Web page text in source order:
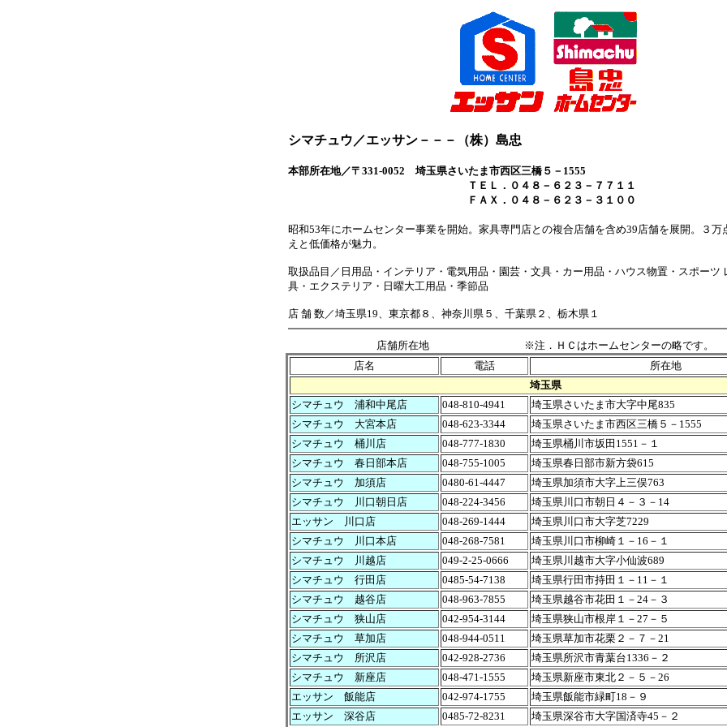
シマチュウ／エッサン－－－（株）島忠
本部所在地／〒331-0052 埼玉県さいたま市西区三橋５－1555
ＴＥＬ．０４８－６２３－７７１１
ＦＡＸ．０４８－６２３－３１００
昭和53年にホームセンター事業を開始。家具専門店との複合店舗を含め39店舗を展開。３万
えと低価格が魅力。
取扱品目／日用品・インテリア・電気用品・園芸・文具・カー用品・ハウス物置・スポーツ
具・エクステリア・日曜大工用品・季節品
店 舗 数／埼玉県19、東京都８、神奈川県５、千葉県２、栃木県１
店舗所在地 ※注．ＨＣはホームセンターの略です。
店名
電話
所在地
埼玉県
シマチュウ 浦和中尾店
048-810-4941
埼玉県さいたま市大字中尾835
シマチュウ 大宮本店
048-623-3344
埼玉県さいたま市西区三橋５－1555
シマチュウ 桶川店
048-777-1830
埼玉県桶川市坂田1551－１
シマチュウ 春日部本店
048-755-1005
埼玉県春日部市新方袋615
シマチュウ 加須店
0480-61-4447
埼玉県加須市大字上三俣763
シマチュウ 川口朝日店
048-224-3456
埼玉県川口市朝日４－３－14
エッサン 川口店
048-269-1444
埼玉県川口市大字芝7229
シマチュウ 川口本店
048-268-7581
埼玉県川口市柳崎１－16－１
シマチュウ 川越店
049-2-25-0666
埼玉県川越市大字小仙波689
シマチュウ 行田店
0485-54-7138
埼玉県行田市持田１－11－１
シマチュウ 越谷店
048-963-7855
埼玉県越谷市花田１－24－３
シマチュウ 狭山店
042-954-3144
埼玉県狭山市根岸１－27－５
シマチュウ 草加店
048-944-0511
埼玉県草加市花栗２－７－21
シマチュウ 所沢店
042-928-2736
埼玉県所沢市青葉台1336－２
シマチュウ 新座店
048-471-1555
埼玉県新座市東北２－５－26
エッサン 飯能店
042-974-1755
埼玉県飯能市緑町18－９
エッサン 深谷店
0485-72-8231 埼玉県深谷市大字国済寺45－２